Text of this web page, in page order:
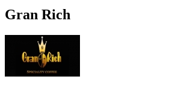
Gran Rich